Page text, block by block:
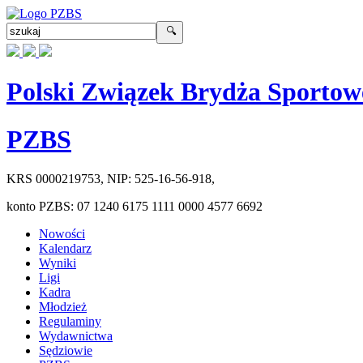
Polski Związek Brydża
PZBS
KRS 0000219753, NIP: 525-16-56-918,
konto PZBS: 07 1240 6175 1111 0000 4577 6692
Nowości
Kalendarz
Wyniki
Ligi
Kadra
Młodzież
Regulaminy
Wydawnictwa
Sędziowie